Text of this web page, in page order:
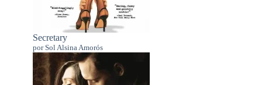
Secretary
por Sol Alsina Amorós